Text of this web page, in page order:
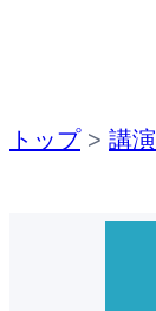
トップ> 講演